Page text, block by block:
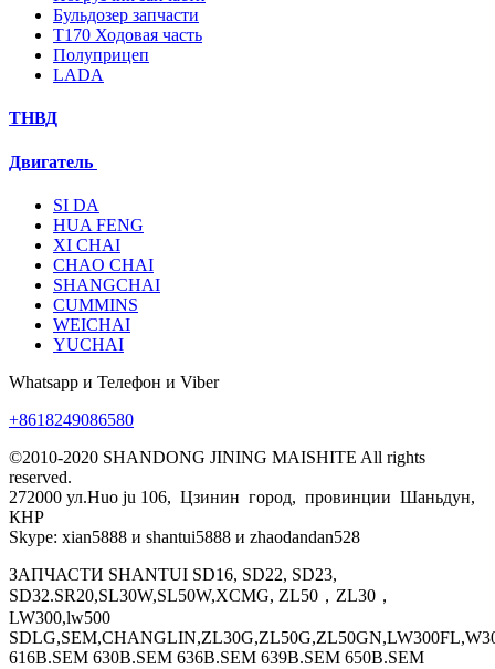
Бульдозер запчасти
T170 Ходовая часть
Полуприцеп
LADA
ТНВД
Двигатель
SI DA
HUA FENG
XI CHAI
CHAO CHAI
SHANGCHAI
CUMMINS
WEICHAI
YUCHAI
Whatsapp и Телефон и Viber
+8618249086580
©2010-2020 SHANDONG JINING MAISHITE All rights
reserved.
272000 ул.Huo ju 106, Цзинин город, провинции Шаньдун,
КНР
Skype: xian5888 и shantui5888 и zhaodandan528
ЗАПЧАСТИ SHANTUI SD16, SD22, SD23,
SD32.SR20,SL30W,SL50W,XCMG, ZL50，ZL30，
LW300,lw500
616B.SEM 630B.SEM 636B.SEM 639B.SEM 650B.SEM